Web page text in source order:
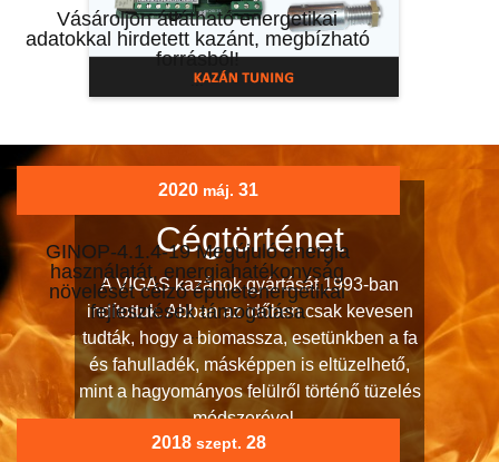
Cégtörténet
A VIGAS kazánok gyártását 1993-ban
indítottuk. Abban az időben csak kevesen
tudták, hogy a biomassza, esetünkben a fa
és fahulladék, másképpen is eltüzelhető,
mint a hagyományos felülről történő tüzelés
módszerével...
Vásároljon átlátható energetikai
adatokkal hirdetett kazánt, megbízható
forrásból!
...
2020 máj. 31
GINOP-4.1.4-19 Megújuló energia
használatát, energiahatékonyság
növelését célzó épületenergetikai
fejlesztések támogatása
...
2018 szept. 28